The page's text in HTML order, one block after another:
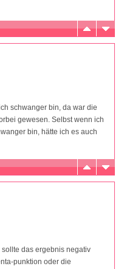
schwanger bin, da war die
gewesen. Selbst wenn ich
bin, hätte ich es auch
das ergebnis negativ
punktion oder die